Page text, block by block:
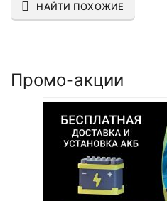
НАЙТИ ПОХОЖИЕ
Промо-акции